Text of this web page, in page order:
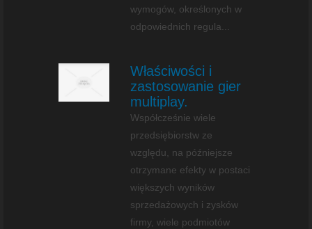
wymogów, określonych w
odpowiednich regula...
Właściwości i
zastosowanie gier
multiplay.
Współcześnie wiele
przedsiębiorstw ze
względu, na późniejsze
otrzymane efekty w postaci
większych wyników
sprzedażowych i zysków
firmy, wiele podmiotów